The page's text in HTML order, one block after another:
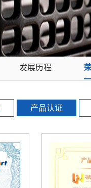
发展历程
产品认证